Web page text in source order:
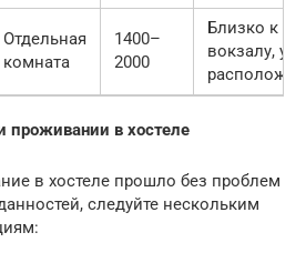
Отдельная
комната
1400–
2000
Близко к
вокзалу,
проживании в хостеле
в хостеле прошло без проблем
следуйте нескольким